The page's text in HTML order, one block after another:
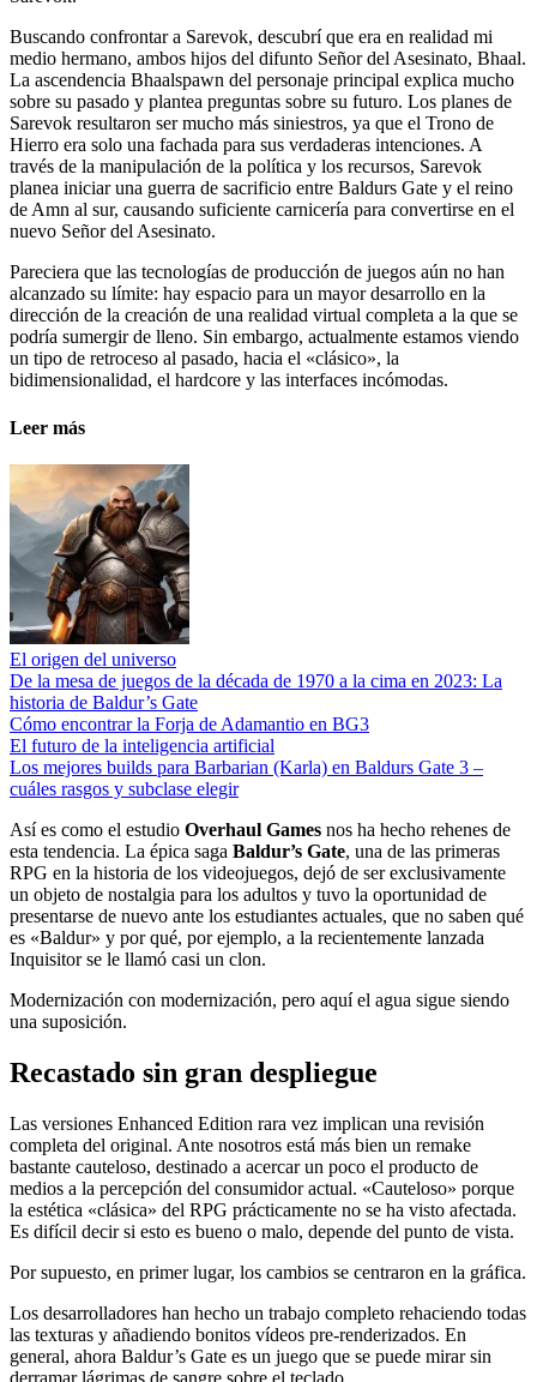
Buscando confrontar a Sarevok, descubrí que era en realidad mi
medio hermano, ambos hijos del difunto Señor del Asesinato, Bhaal.
La ascendencia Bhaalspawn del personaje principal explica mucho
sobre su pasado y plantea preguntas sobre su futuro. Los planes de
Sarevok resultaron ser mucho más siniestros, ya que el Trono de
Hierro era solo una fachada para sus verdaderas intenciones. A
través de la manipulación de la política y los recursos, Sarevok
planea iniciar una guerra de sacrificio entre Baldurs Gate y el reino
de Amn al sur, causando suficiente carnicería para convertirse en el
nuevo Señor del Asesinato.
Pareciera que las tecnologías de producción de juegos aún no han
alcanzado su límite: hay espacio para un mayor desarrollo en la
dirección de la creación de una realidad virtual completa a la que se
podría sumergir de lleno. Sin embargo, actualmente estamos viendo
un tipo de retroceso al pasado, hacia el «clásico», la
bidimensionalidad, el hardcore y las interfaces incómodas.
Leer más
El origen del universo
De la mesa de juegos de la década de 1970 a la cima en 2023: La
historia de Baldur’s Gate
Cómo encontrar la Forja de Adamantio en BG3
El futuro de la inteligencia artificial
Los mejores builds para Barbarian (Karla) en Baldurs Gate 3 –
cuáles rasgos y subclase elegir
Así es como el estudio Overhaul Games nos ha hecho rehenes de
esta tendencia. La épica saga Baldur’s Gate, una de las primeras
RPG en la historia de los videojuegos, dejó de ser exclusivamente
un objeto de nostalgia para los adultos y tuvo la oportunidad de
presentarse de nuevo ante los estudiantes actuales, que no saben qué
es «Baldur» y por qué, por ejemplo, a la recientemente lanzada
Inquisitor se le llamó casi un clon.
Modernización con modernización, pero aquí el agua sigue siendo
una suposición.
Recastado sin gran despliegue
Las versiones Enhanced Edition rara vez implican una revisión
completa del original. Ante nosotros está más bien un remake
bastante cauteloso, destinado a acercar un poco el producto de
medios a la percepción del consumidor actual. «Cauteloso» porque
la estética «clásica» del RPG prácticamente no se ha visto afectada.
Es difícil decir si esto es bueno o malo, depende del punto de vista.
Por supuesto, en primer lugar, los cambios se centraron en la gráfica.
Los desarrolladores han hecho un trabajo completo rehaciendo todas
las texturas y añadiendo bonitos vídeos pre-renderizados. En
general, ahora Baldur’s Gate es un juego que se puede mirar sin
derramar lágrimas de sangre sobre el teclado.